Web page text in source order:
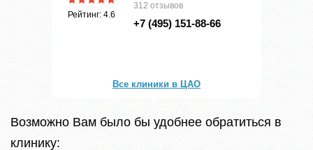
Рейтинг: 4.6
312 отзывов
+7 (495) 151-88-66
Все клиники в ЦАО
Возможно Вам было бы удобнее обратиться в
клинику: